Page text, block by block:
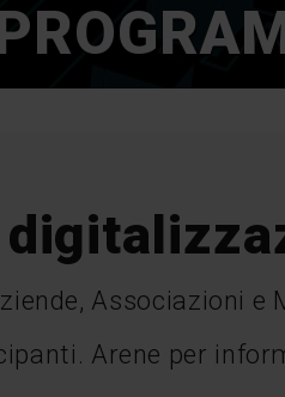
Associazioni e
Arene per